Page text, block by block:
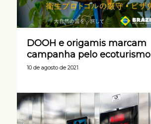
DOOH e origamis marcam
campanha pelo ecoturismo
10 de agosto de 2021